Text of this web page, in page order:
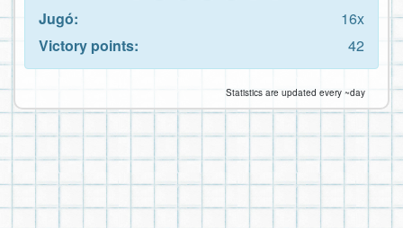
Jugó:
16x
Victory points:
42
Statistics are updated every ~day